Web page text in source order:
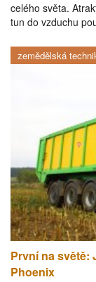
celého světa.
tun do vzduchu
zemědělská
První na světě:
Phoenix